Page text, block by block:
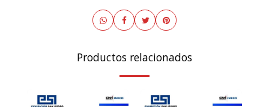
Productos relacionados